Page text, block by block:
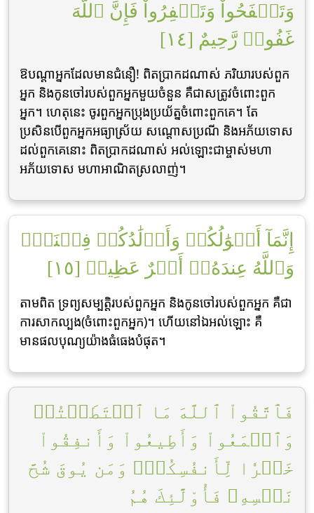
وَتَصۡفَحُواْ وَتَغۡفِرُواْ فَإِنَّ ٱللَّهَ
غَفُورٞ رَّحِيمٌ [١٤]
ឱបណ្ដាអ្នកដែលមានជំនឿ! ពិតប្រាកដណាស់ ភរិយារបស់ពួក
អ្នក និងកូនចៅរបស់ពួកអ្នកមួយចំនួន គឺជាសត្រូវចំពោះពួក
អ្នក។ ហេតុនេះ ចូរពួកអ្នកប្រុងប្រយ័ត្នចំពោះពួកគេ។ តែ
ប្រសិនបើពួកអ្នកអធ្យាស្រ័យ សណ្ដោសប្រណី និងអភ័យទោស
ដល់ពួកគេនោះ ពិតប្រាកដណាស់ អល់ឡោះជាម្ចាស់មហា
អភ័យទោស មហាអាណិតស្រលាញ់។
إِنَّمَآ أَمۡوَٰلُكُمۡ وَأَوۡلَٰدُكُمۡ فِتۡنَةٞۚ
وَٱللَّهُ عِندَهُۥٓ أَجۡرٌ عَظِيمٞ [١٥]
តាមពិត ទ្រព្យសម្បត្ដិរបស់ពួកអ្នក និងកូនចៅរបស់ពួកអ្នក គឺជា
ការសាកល្បង(ចំពោះពួកអ្នក)។ ហើយនៅឯអល់ឡោះ គឺ
មានផលបុណ្យយ៉ាងធំធេងបំផុត។
فَٱتَّقُواْ ٱللَّهَ مَا ٱسۡتَطَعۡتُمۡ
وَٱسۡمَعُواْ وَأَطِيعُواْ وَأَنفِقُواْ
خَيۡرٗا لِّأَنفُسِكُمۡۗ وَمَن يُوقَ شُحَّ
نَفۡسِهِۦ فَأُوْلَٰٓئِكَ هُمُ